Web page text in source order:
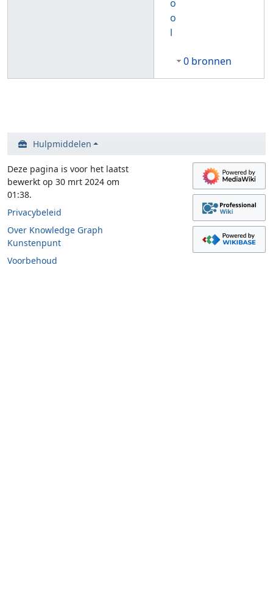
o
o
l
0 bronnen
Hulpmiddelen
Deze pagina is voor het laatst
bewerkt op 30 mrt 2024 om
01:38.
Privacybeleid
Over Knowledge Graph
Kunstenpunt
Voorbehoud